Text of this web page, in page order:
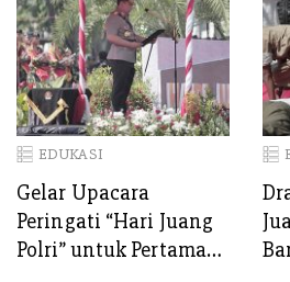
EDUKASI
Gelar Upacara
Peringati “Hari Juang
Polri” untuk Pertama